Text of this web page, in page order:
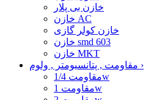
خازن بی پلار
خازن AC
خازن کولر گازی
خازن smd 603
خازن MKT
›
مقاومت 1/4w
مقاومت 1w